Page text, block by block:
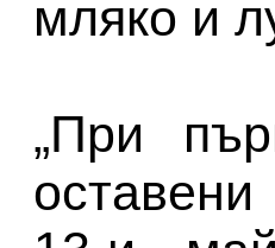
мляко и
„При